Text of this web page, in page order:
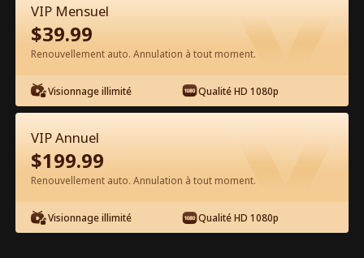
Épisode 37 - Après la Rupture, Gâtée
par Trois Grands Frères Influents
Film complet
1-50 51-74 Tous les épisodes
37
VIP Mensuel
$39.99
Renouvellement auto. Annulation à tout moment.
Visionnage illimité Qualité HD 1080p
VIP Annuel
$199.99
Renouvellement auto. Annulation à tout moment.
Visionnage illimité Qualité HD 1080p